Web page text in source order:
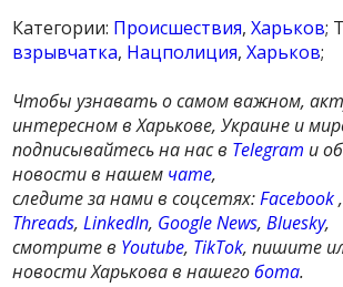
Категории: Происшествия,Харьков;
взрывчатка, Нацполиция,Харьков;
Чтобы узнавать о самом важном,
интересном в Харькове, Украине и
подписывайтесь на нас в Telegram и
новости в нашем чате,
следите за нами в соцсетях:Facebook
Threads,LinkedIn, Google News,Bluesky,
смотрите в Youtube, TikTok, пишите
новости Харькова в нашегобота.